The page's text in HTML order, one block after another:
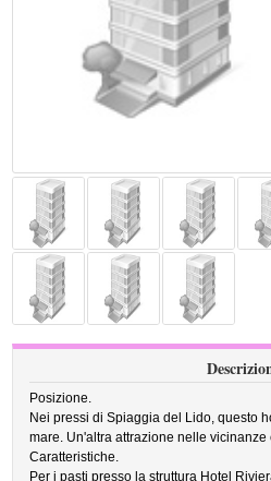
Posizione.
Nei pressi di Spiaggia del Lido, questo
mare. Un'altra attrazione nelle
Caratteristiche.
Per i pasti presso la struttura Hotel